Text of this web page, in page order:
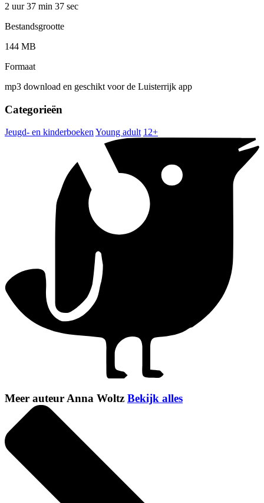
2 uur 37 min 37 sec
Bestandsgrootte
144 MB
Formaat
mp3 download en geschikt voor de Luisterrijk app
Categorieën
Jeugd- en kinderboeken Young adult 12+
Meer auteur Anna Woltz Bekijk alles